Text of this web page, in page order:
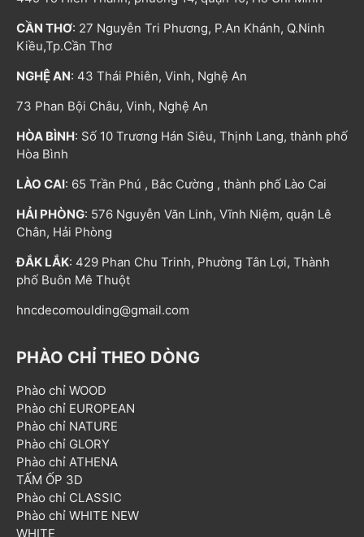
CẦN THƠ: 27 Nguyễn Tri Phương, P.An Khánh, Q.Ninh
Kiều,Tp.Cần Thơ
NGHỆ AN: 43 Thái Phiên, Vinh, Nghệ An
73 Phan Bội Châu, Vinh, Nghệ An
HÒA BÌNH: Số 10 Trương Hán Siêu, Thịnh Lang, thành phố
Hòa Bình
LÀO CAI: 65 Trần Phú , Bắc Cường , thành phố Lào Cai
HẢI PHÒNG: 576 Nguyễn Văn Linh, Vĩnh Niệm, quận Lê
Chân, Hải Phòng
ĐẮK LẮK: 429 Phan Chu Trinh, Phường Tân Lợi, Thành
phố Buôn Mê Thuột
hncdecomoulding@gmail.com
PHÀO CHỈ THEO DÒNG
Phào chỉ WOOD
Phào chỉ EUROPEAN
Phào chỉ NATURE
Phào chỉ GLORY
Phào chỉ ATHENA
TẤM ỐP 3D
Phào chỉ CLASSIC
Phào chỉ WHITE NEW
WHITE